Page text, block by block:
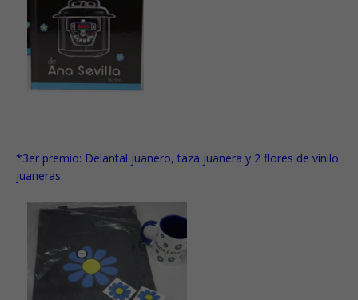
*3er premio: Delantal juanero, taza juanera y 2 flores de vinilo
juaneras.